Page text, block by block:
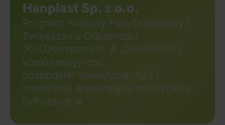
Hanplast Sp. z o.o.
Program: Krajowy Plan Odbudowy i
Zwiększania Odporności
(KPO)Komponent: A „Odporność i
konkurencyjność
gospodarki”Inwestycja: A2.1.1
Inwestycje wspierające robotyzację i
cyfryzację w